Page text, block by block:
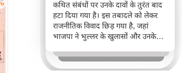
कथित संबंधों पर उनके दावों के तुरंत बाद
हटा दिया गया है। इस तबादले को लेकर
राजनीतिक विवाद छिड़ गया है, जहां
भाजपा ने भुल्लर के खुलासों और उनके
पंजाब सरकार ने बाद में स्पष्ट किया कि
भुल्लर ने प्रदर्शनकारियों के आतंकी मॉड्यूल